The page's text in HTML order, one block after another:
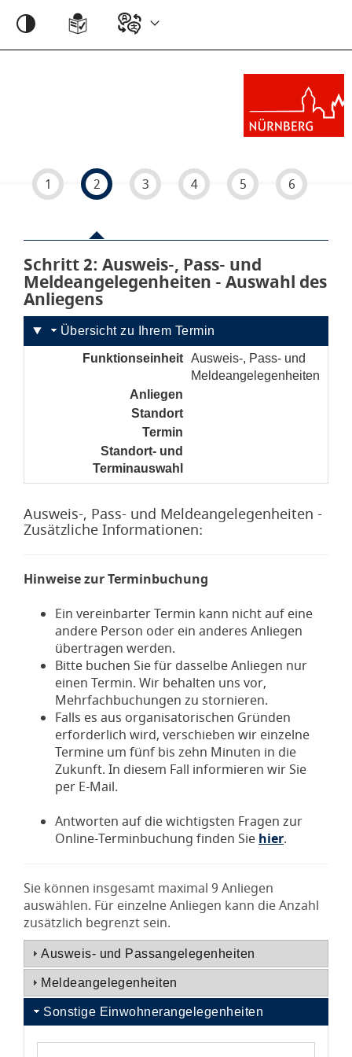
1 2 3 4 5 6
Schritt 2von 6
: Ausweis-, Pass- und
Meldeangelegenheiten - Auswahl des
Anliegens
Übersicht zu Ihrem Termin
Funktionseinheit Ausweis-, Pass- und
Meldeangelegenheiten
Anliegen
Standort
Termin
Standort- und
Terminauswahl
Ausweis-, Pass- und Meldeangelegenheiten -
Zusätzliche Informationen:
Hinweise zur Terminbuchung
Ein vereinbarter Termin kann nicht auf eine
andere Person oder ein anderes Anliegen
übertragen werden.
Bitte buchen Sie für dasselbe Anliegen nur
einen Termin. Wir behalten uns vor,
Mehrfachbuchungen zu stornieren.
Falls es aus organisatorischen Gründen
erforderlich wird, verschieben wir einzelne
Termine um fünf bis zehn Minuten in die
Zukunft. In diesem Fall informieren wir Sie
per E-Mail.
Antworten auf die wichtigsten Fragen zur
Online-Terminbuchung finden Siehier.
Sie können insgesamt maximal 9 Anliegen
auswählen. Für einzelne Anliegen kann die Anzahl
zusätzlich begrenzt sein.
Ausweis- und Passangelegenheiten
Meldeangelegenheiten
Sonstige Einwohnerangelegenheiten